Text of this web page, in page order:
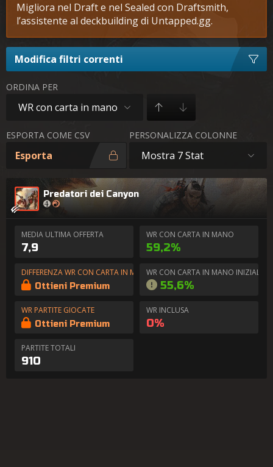
Migliora nel Draft e nel Sealed con Draftsmith,
l’assistente al deckbuilding di Untapped.gg.
Modifica filtri correnti
ORDINA PER
WR con carta in mano
ESPORTA COME CSV
Esporta
PERSONALIZZA COLONNE
Mostra 7 Stat
Predatori dei Canyon
MEDIA ULTIMA OFFERTA
7,9
WR CON CARTA IN MANO
59,2%
DIFFERENZA WR CON CARTA IN MANO
Ottieni Premium
WR CON CARTA IN MANO INIZIALE
55,6%
WR PARTITE GIOCATE
Ottieni Premium
WR INCLUSA
0%
PARTITE TOTALI
910